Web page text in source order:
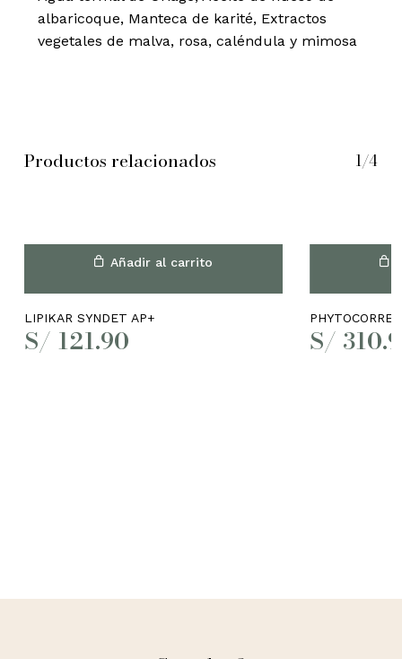
albaricoque, Manteca de karité, Extractos
vegetales de malva, rosa, caléndula y mimosa
Productos relacionados 1/4
Añadir al carrito
LIPIKAR SYNDET AP+
S/ 121.90 S/